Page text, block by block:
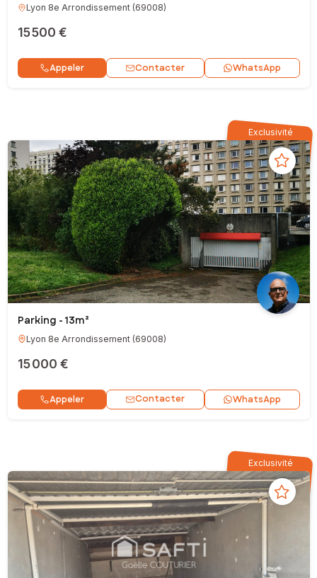
Lyon 8e Arrondissement(69008)
15 500 €
Appeler Contacter WhatsApp
Exclusivité
Parking - 13m²
Lyon 8e Arrondissement(69008)
15 000 €
Appeler Contacter WhatsApp
Exclusivité